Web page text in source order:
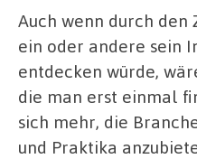
Auch wenn durch
ein oder andere sein
entdecken würde,
die man erst einmal
sich mehr, die
und Praktika